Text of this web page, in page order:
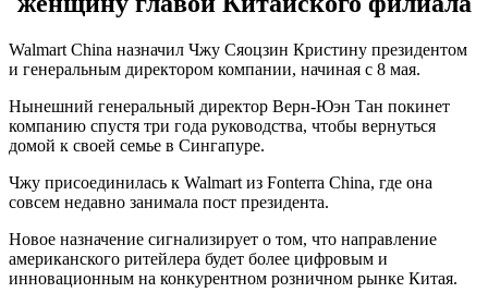
Walmart China назначил Чжу Сяоцзин Кристину президентом
и генеральным директором компании, начиная с 8 мая.
Нынешний генеральный директор Верн-Юэн Тан покинет
компанию спустя три года руководства, чтобы вернуться
домой к своей семье в Сингапуре.
Чжу присоединилась к Walmart из Fonterra China, где она
совсем недавно занимала пост президента.
Новое назначение сигнализирует о том, что направление
американского ритейлера будет более цифровым и
инновационным на конкурентном розничном рынке Китая.